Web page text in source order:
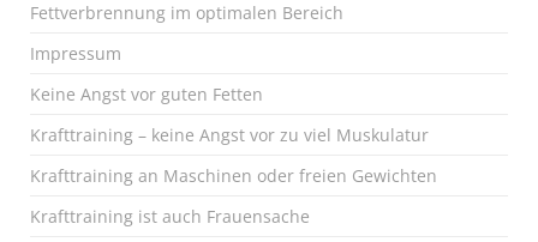
Fettverbrennung im optimalen Bereich
Impressum
Keine Angst vor guten Fetten
Krafttraining – keine Angst vor zu viel Muskulatur
Krafttraining an Maschinen oder freien Gewichten
Krafttraining ist auch Frauensache